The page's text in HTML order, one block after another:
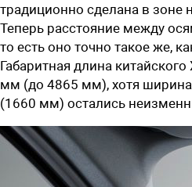
традиционно сделана в зоне
Теперь расстояние между
то есть оно точно такое же,
Габаритная длина
мм (до 4865 мм), хотя
(1660 мм) остались